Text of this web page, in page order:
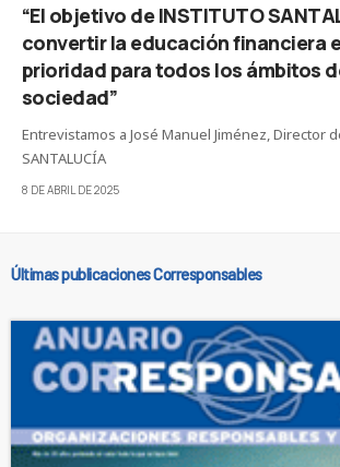
“El objetivo de INSTITUTO
convertir la educación financiera
prioridad para todos los ámbitos
sociedad”
Entrevistamos a José Manuel Jiménez, Director
SANTALUCÍA
8 DE ABRIL DE 2025
Últimas publicaciones Corresponsables